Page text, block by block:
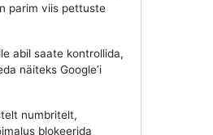
parim viis pettuste
abil saate kontrollida,
näiteks Google’i
numbritelt,
blokeerida